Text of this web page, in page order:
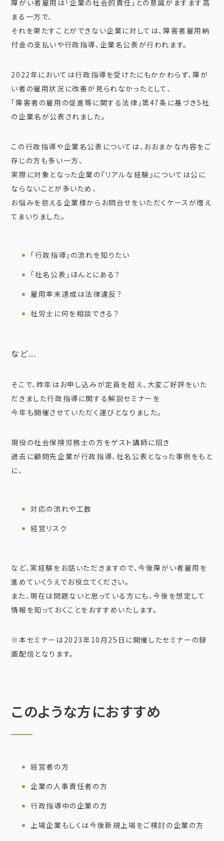
障がい者雇用は「企業の社会的責任」との意識がますます高
まる一方で、
それを果たすことができない企業に対しては、障害者雇用納
付金の支払いや行政指導、企業名公表が行われます。
2022年においては行政指導を受けたにもかかわらず、障が
い者の雇用状況に改善が見られなかったとして、
「障害者の雇用の促進等に関する法律」第47条に基づき5社
の企業名が公表されました。
この行政指導や企業名公表については、おおまかな内容をご
存じの方も多い一方、
実際に対象となった企業の『リアルな経験』については公に
ならないことが多いため、
お悩みを抱える企業様からお問合せをいただくケースが増え
てまいりました。
「行政指導」の流れを知りたい
「社名公表」ほんとにある？
雇用率未達成は法律違反？
社労士に何を相談できる？
など...
そこで、昨年はお申し込みが定員を超え、大変ご好評をいた
だきました行政指導に関する解説セミナーを
今年も開催させていただく運びとなりました。
現役の社会保険労務士の方をゲスト講師に招き
過去に顧問先企業が行政指導、社名公表となった事例をもと
に、
対応の流れや工数
経営リスク
など、実経験をお話いただきますので、今後障がい者雇用を
進めていくうえでお役立てください。
また、現在は問題ないと思っている方にも、今後を想定して
情報を知っておくことをおすすめいたします。
※本セミナーは2023年10月25日に開催したセミナーの録
画配信となります。
このような方におすすめ
経営者の方
企業の人事責任者の方
行政指導中の企業の方
上場企業もしくは今後新規上場をご検討の企業の方